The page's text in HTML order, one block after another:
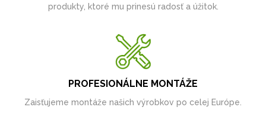
produkty, ktoré mu prinesú radosť a úžitok.
PROFESIONÁLNE MONTÁŽE
Zaisťujeme montáže našich výrobkov po celej Európe.